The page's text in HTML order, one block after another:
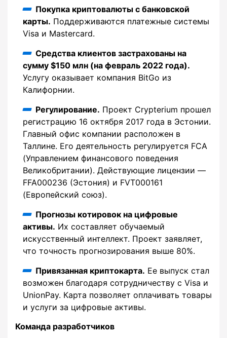
Покупка криптовалюты с банковской
карты. Поддерживаются платежные системы
Visa и Mastercard.
Средства клиентов застрахованы на
сумму $150 млн (на февраль 2022 года).
Услугу оказывает компания BitGo из
Калифорнии.
Регулирование. Проект Crypterium прошел
регистрацию 16 октября 2017 года в Эстонии.
Главный офис компании расположен в
Таллине. Его деятельность регулируется FCA
(Управлением финансового поведения
Великобритании). Действующие лицензии —
FFA000236 (Эстония) и FVT000161
(Европейский союз).
Прогнозы котировок на цифровые
активы. Их составляет обучаемый
искусственный интеллект. Проект заявляет,
что точность прогнозирования выше 80%.
Привязанная криптокарта. Ее выпуск стал
возможен благодаря сотрудничеству с Visa и
UnionPay. Карта позволяет оплачивать товары
и услуги за цифровые активы.
Команда разработчиков